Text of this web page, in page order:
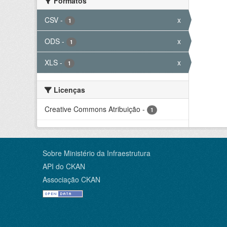
CSV - 1 x
ODS - 1 x
XLS - 1 x
Licenças
Creative Commons Atribuição - 1
Sobre Ministério da Infraestrutura
API do CKAN
Associação CKAN